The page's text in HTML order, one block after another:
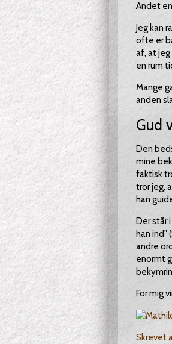
Andet
Jeg kan
ofte er
af, at
en rum
Mange
anden
Gud
Den
mine
faktisk
tror jeg,
han
Der står
han ind"
andre
enormt
For mig
Skrevet